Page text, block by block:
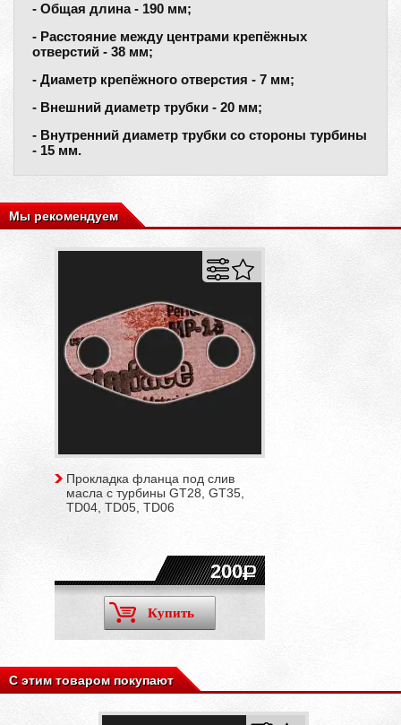
- Общая длина - 190 мм;
- Расстояние между центрами крепёжных
отверстий - 38 мм;
- Диаметр крепёжного отверстия - 7 мм;
- Внешний диаметр трубки - 20 мм;
- Внутренний диаметр трубки со стороны турбины
- 15 мм.
Мы рекомендуем
Прокладка фланца под слив
масла с турбины GT28, GT35,
TD04, TD05, TD06
200
Купить
С этим товаром покупают